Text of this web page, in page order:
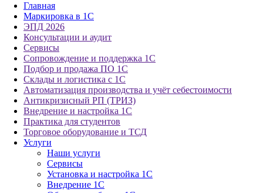
Главная
Маркировка в 1С
ЭПД 2026
Консультации и аудит
Сервисы
Сопровождение и поддержка 1С
Подбор и продажа ПО 1С
Склады и логистика с 1С
Автоматизация производства и учёт себестоимости
Антикризисный РП (ТРИЗ)
Внедрение и настройка 1С
Практика для студентов
Торговое оборудование и ТСД
Услуги
Наши услуги
Сервисы
Установка и настройка 1С
Внедрение 1С